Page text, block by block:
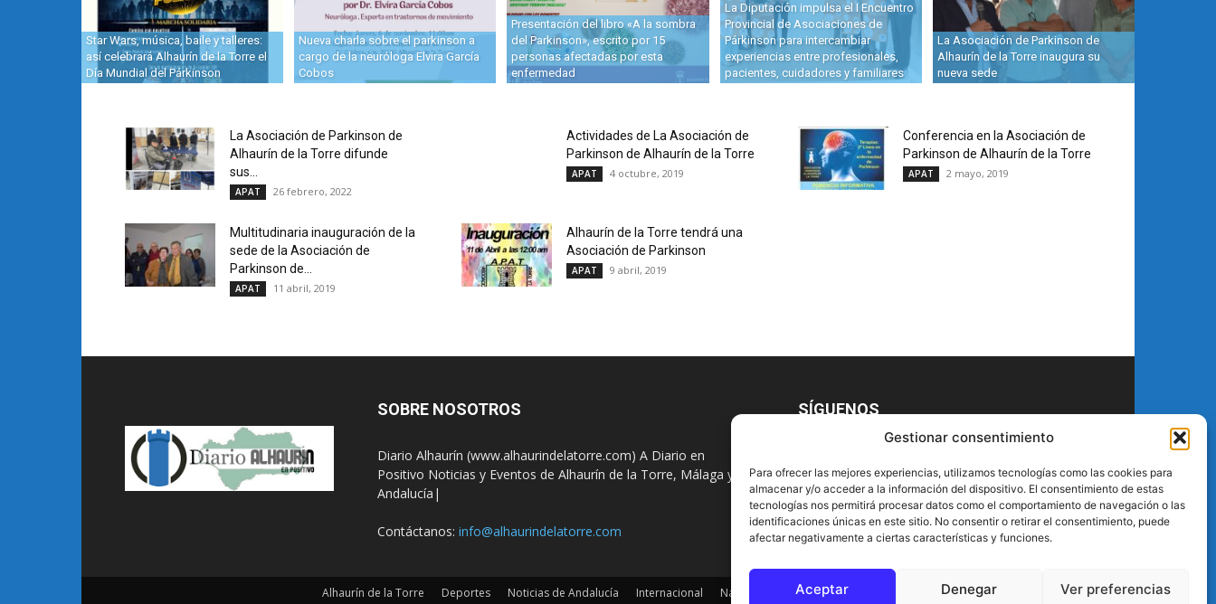
Gestionar consentimiento
Para ofrecer las mejores experiencias, utilizamos tecnologías como las cookies para
almacenar y/o acceder a la información del dispositivo. El consentimiento de estas
tecnologías nos permitirá procesar datos como el comportamiento de navegación o las
identificaciones únicas en este sitio. No consentir o retirar el consentimiento, puede
afectar negativamente a ciertas características y funciones.
Aceptar Denegar Ver preferencias
Star Wars, música, baile y talleres:
así celebrará Alhaurín de la Torre el
Día Mundial del Párkinson
Nueva charla sobre el parkinson a
cargo de la neuróloga Elvira García
Cobos
Presentación del libro «A la sombra
del Parkinson», escrito por 15
personas afectadas por esta
enfermedad
La Diputación impulsa el I Encuentro
Provincial de Asociaciones de
Párkinson para intercambiar
experiencias entre profesionales,
pacientes, cuidadores y familiares
La Asociación de Parkinson de
Alhaurín de la Torre inaugura su
nueva sede
La Asociación de Parkinson de
Alhaurín de la Torre difunde
sus...
APAT 26 febrero, 2022
Actividades de La Asociación de
Parkinson de Alhaurín de la Torre
APAT 4 octubre, 2019
Conferencia en la Asociación de
Parkinson de Alhaurín de la Torre
APAT 2 mayo, 2019
Multitudinaria inauguración de la
sede de la Asociación de
Parkinson de...
APAT 11 abril, 2019
Alhaurín de la Torre tendrá una
Asociación de Parkinson
APAT 9 abril, 2019
SOBRE NOSOTROS
Diario Alhaurín (www.alhaurindelatorre.com) A Diario en
Positivo Noticias y Eventos de Alhaurín de la Torre, Málaga y
Andalucía|
Contáctanos: info@alhaurindelatorre.com
SÍGUENOS
Alhaurín de la Torre Deportes Noticias de Andalucía Internacional Nacionales EscrÍbenos Política de Privacidad de Datos